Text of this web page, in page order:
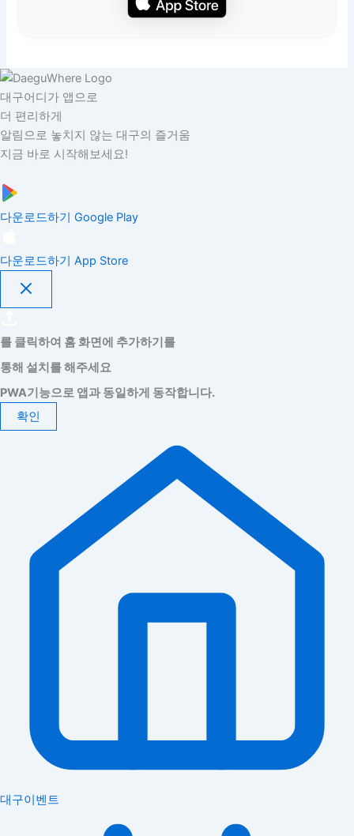
대구어디가 앱으로
더 편리하게
알림으로 놓치지 않는 대구의 즐거움
지금 바로 시작해보세요!
다운로드하기 Google Play
다운로드하기 App Store
를 클릭하여 홈 화면에 추가하기를
통해 설치를 해주세요
PWA기능으로 앱과 동일하게 동작합니다.
확인
대구이벤트